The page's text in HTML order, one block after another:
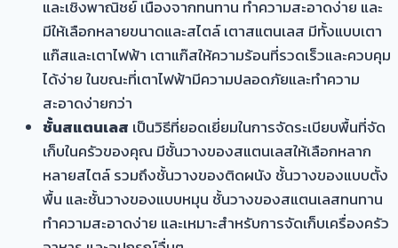
และเชิงพาณิชย์ เนื่องจากทนทาน ทำความสะอาดง่าย และ
มีให้เลือกหลายขนาดและสไตล์ เตาสแตนเลส มีทั้งแบบเตา
แก๊สและเตาไฟฟ้า เตาแก๊สให้ความร้อนที่รวดเร็วและควบคุม
ได้ง่าย ในขณะที่เตาไฟฟ้ามีความปลอดภัยและทำความ
สะอาดง่ายกว่า
ชั้นสแตนเลส เป็นวิธีที่ยอดเยี่ยมในการจัดระเบียบพื้นที่จัด
เก็บในครัวของคุณ มีชั้นวางของสแตนเลสให้เลือกหลาก
หลายสไตล์ รวมถึงชั้นวางของติดผนัง ชั้นวางของแบบตั้ง
พื้น และชั้นวางของแบบหมุน ชั้นวางของสแตนเลสทนทาน
ทำความสะอาดง่าย และเหมาะสำหรับการจัดเก็บเครื่องครัว